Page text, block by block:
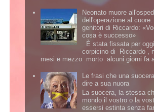
Neonato muore
dell'operazione al
genitori di Riccardo:
cosa è successo»
È stata fissata per
corpicino di Riccardo ,
mesi e mezzo morto alcuni giorni fa
Le frasi che una
dire a sua nuora
La suocera, la stessa
mondo il vostro o la
essersi estinta senza